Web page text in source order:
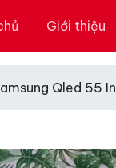
Giới thiệu
Qled 55